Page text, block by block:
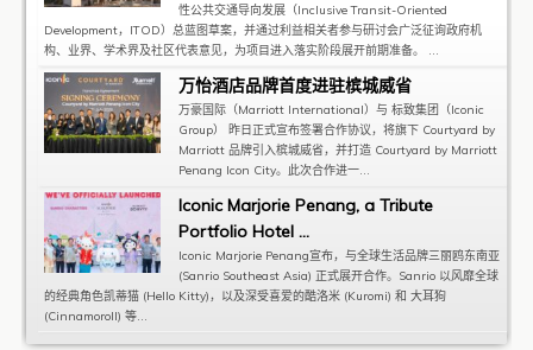
性公共交通导向发展（Inclusive Transit-Oriented
Development，ITOD）总蓝图草案，并通过利益相关者参与研讨会广泛征询政府机
构、业界、学术界及社区代表意见，为项目进入落实阶段展开前期准备。 ...
万怡酒店品牌首度进驻槟城威省
万豪国际（Marriott International）与 标致集团（Iconic
Group） 昨日正式宣布签署合作协议，将旗下 Courtyard by
Marriott 品牌引入槟城威省，并打造 Courtyard by Marriott
Penang Icon City。此次合作进一...
Iconic Marjorie Penang, a Tribute
Portfolio Hotel ...
Iconic Marjorie Penang宣布，与全球生活品牌三丽鸥东南亚
(Sanrio Southeast Asia) 正式展开合作。Sanrio 以风靡全球
的经典角色凯蒂猫 (Hello Kitty)，以及深受喜爱的酷洛米 (Kuromi) 和 大耳狗
(Cinnamoroll) 等...